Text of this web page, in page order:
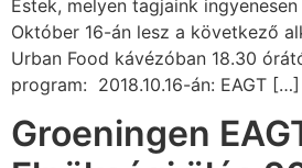
Estek, melyen tagjaink
Október 16-án lesz a következő
Urban Food kávézóban 18.30
program: 2018.10.16-án: EAGT […]
Groeningen